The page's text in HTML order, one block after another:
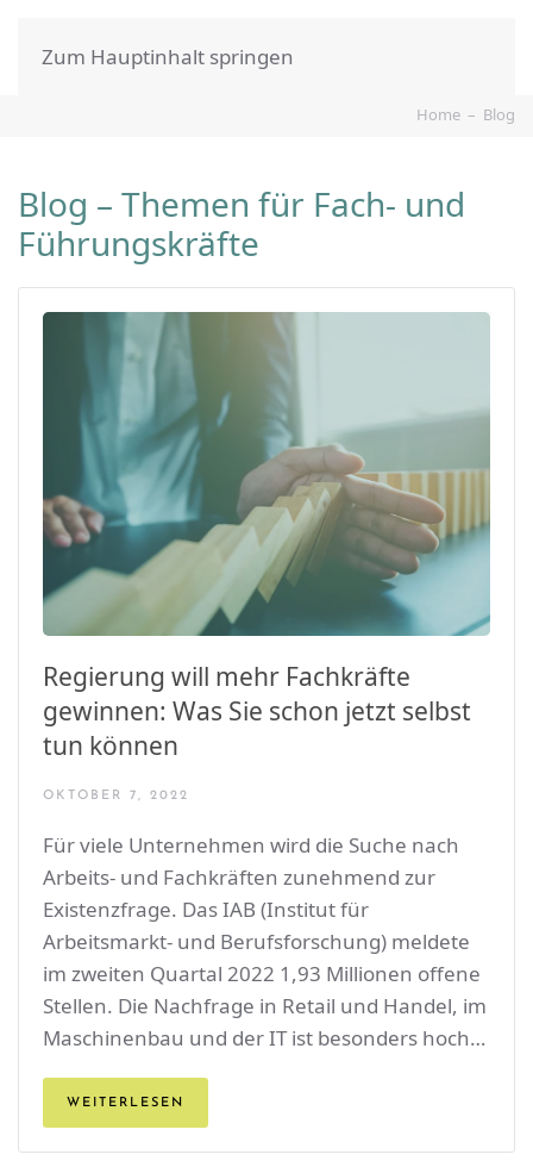
Zum Hauptinhalt springen
Home Blog
Blog – Themen für Fach- und
Führungskräfte
Regierung will mehr Fachkräfte
gewinnen: Was Sie schon jetzt selbst
tun können
OKTOBER 7, 2022
Für viele Unternehmen wird die Suche nach
Arbeits- und Fachkräften zunehmend zur
Existenzfrage. Das IAB (Institut für
Arbeitsmarkt- und Berufsforschung) meldete
im zweiten Quartal 2022 1,93 Millionen offene
Stellen. Die Nachfrage in Retail und Handel, im
Maschinenbau und der IT ist besonders hoch…
WEITERLESEN